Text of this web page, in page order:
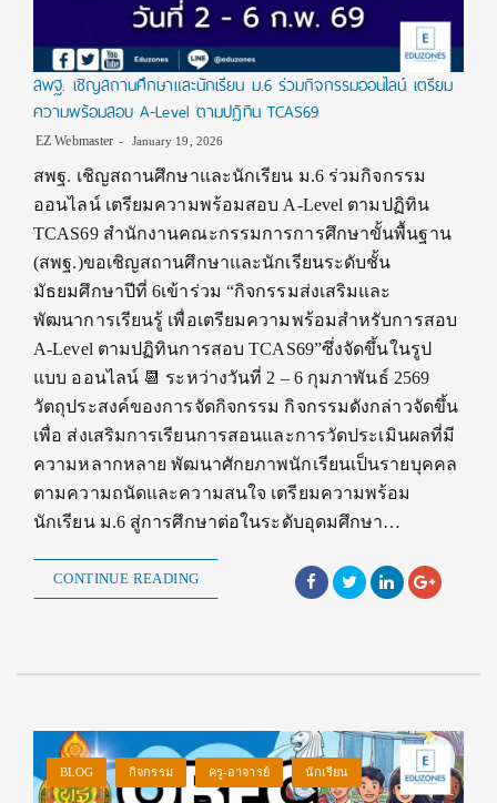
สพฐ. เชิญสถานศึกษาและนักเรียน ม.6 ร่วมกิจกรรมออนไลน์ เตรียม
ความพร้อมสอบ A-Level ตามปฏิทิน TCAS69
EZ Webmaster January 19, 2026
สพฐ. เชิญสถานศึกษาและนักเรียน ม.6 ร่วมกิจกรรม
ออนไลน์ เตรียมความพร้อมสอบ A-Level ตามปฏิทิน
TCAS69 สำนักงานคณะกรรมการการศึกษาขั้นพื้นฐาน
(สพฐ.)ขอเชิญสถานศึกษาและนักเรียนระดับชั้น
มัธยมศึกษาปีที่ 6เข้าร่วม “กิจกรรมส่งเสริมและ
พัฒนาการเรียนรู้ เพื่อเตรียมความพร้อมสำหรับการสอบ
A-Level ตามปฏิทินการสอบ TCAS69”ซึ่งจัดขึ้นในรูป
แบบ ออนไลน์ 📆 ระหว่างวันที่ 2 – 6 กุมภาพันธ์ 2569
วัตถุประสงค์ของการจัดกิจกรรม กิจกรรมดังกล่าวจัดขึ้น
เพื่อ ส่งเสริมการเรียนการสอนและการวัดประเมินผลที่มี
ความหลากหลาย พัฒนาศักยภาพนักเรียนเป็นรายบุคคล
ตามความถนัดและความสนใจ เตรียมความพร้อม
นักเรียน ม.6 สู่การศึกษาต่อในระดับอุดมศึกษา…
CONTINUE READING
BLOG กิจกรรม ครู-อาจารย์ นักเรียน